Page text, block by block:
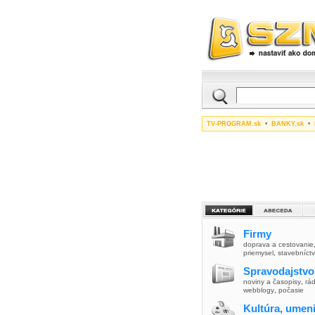
TV-PROGRAM.sk • BANKY.sk •
Firmy
doprava a cestovanie
priemysel
Spravodajstvo
noviny a časopisy
webblogy počasie
Kultúra,